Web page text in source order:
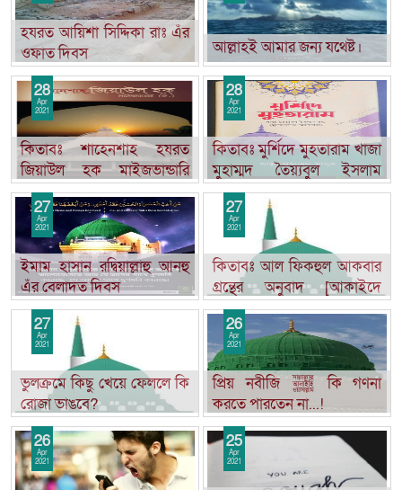
হযরত আয়িশা সিদ্দিকা রাঃ এঁর
ওফাত দিবস
আল্লাহই আমার জন্য যথেষ্ট।
কিতাবঃ শাহেনশাহ হযরত
জিয়াউল হক মাইজভান্ডারি
(রহ.).pdf
28
Apr
2021
কিতাবঃ মুর্শিদে মুহতারাম খাজা
মুহাম্মদ তৈয়্যবুল ইসলাম
(রহ.).pdf
28
Apr
2021
ইমাম হাসান রদ্বিয়াল্লাহু আনহু
এঁর বেলাদত দিবস
27
Apr
2021
কিতাবঃ আল ফিকহুল আকবার
গ্রন্থের অনুবাদ [আকাইদে
নিজামিয়্যাহ]
27
Apr
2021
ভুলক্রমে কিছু খেয়ে ফেললে কি
রোজা ভাঙবে?
27
Apr
2021
প্রিয় নবীজি ﷺ কি গণনা
করতে পারতেন না...!
26
Apr
2021
26
Apr
2021
25
Apr
2021